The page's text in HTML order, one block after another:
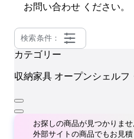
お問い合わせ ください。
検索条件：
カテゴリー
収納家具 オープンシェルフ
お探しの商品が見つかりませ
外部サイトの商品でもお見積